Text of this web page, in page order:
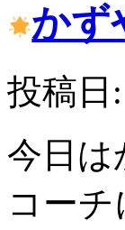
かず
投稿日:
今日は
コー